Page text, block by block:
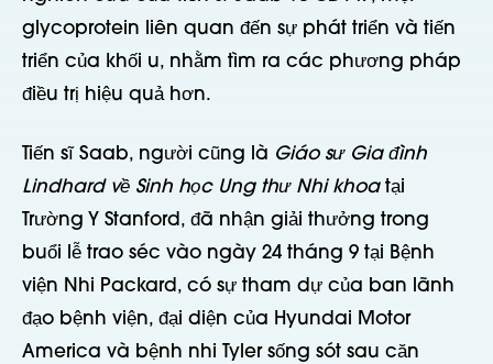
glycoprotein liên quan đến sự phát triển và tiến
triển của khối u, nhằm tìm ra các phương pháp
điều trị hiệu quả hơn.
Tiến sĩ Saab, người cũng là Giáo sư Gia đình
Lindhard về Sinh học Ung thư Nhi khoa tại
Trường Y Stanford, đã nhận giải thưởng trong
buổi lễ trao séc vào ngày 24 tháng 9 tại Bệnh
viện Nhi Packard, có sự tham dự của ban lãnh
đạo bệnh viện, đại diện của Hyundai Motor
America và bệnh nhi Tyler sống sót sau căn